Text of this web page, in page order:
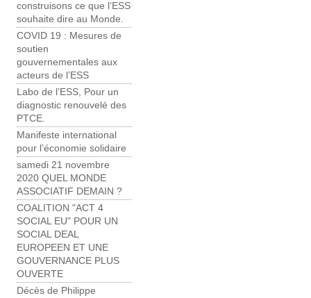
construisons ce que l’ESS
souhaite dire au Monde.
COVID 19 : Mesures de
soutien
gouvernementales aux
acteurs de l’ESS
Labo de l’ESS, Pour un
diagnostic renouvelé des
PTCE.
Manifeste international
pour l’économie solidaire
samedi 21 novembre
2020 QUEL MONDE
ASSOCIATIF DEMAIN ?
COALITION "ACT 4
SOCIAL EU" POUR UN
SOCIAL DEAL
EUROPEEN ET UNE
GOUVERNANCE PLUS
OUVERTE
Décès de Philippe